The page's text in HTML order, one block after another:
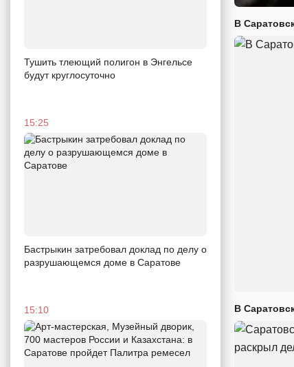
Тушить тлеющий полигон в Энгельсе
будут круглосуточно
15:25
Бастрыкин затребовал доклад по делу о
разрушающемся доме в Саратове
15:10
В
В